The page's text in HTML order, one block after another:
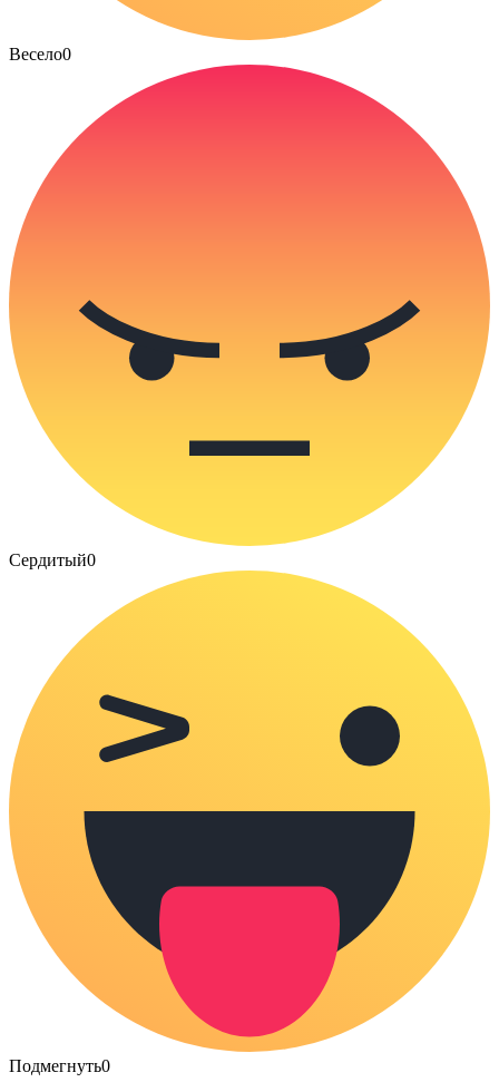
Весело0
Сердитый0
Подмегнуть0